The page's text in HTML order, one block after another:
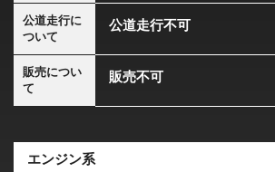
公道走行に
ついて
公道走行不可
販売につい
て
販売不可
エンジン系